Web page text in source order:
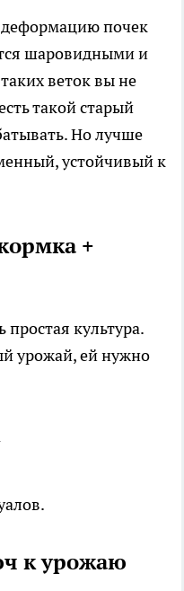
почек
шаровидными и
веток вы не
такой старый
Но лучше
устойчивый к
+
культура.
урожай, ей нужно
к урожаю